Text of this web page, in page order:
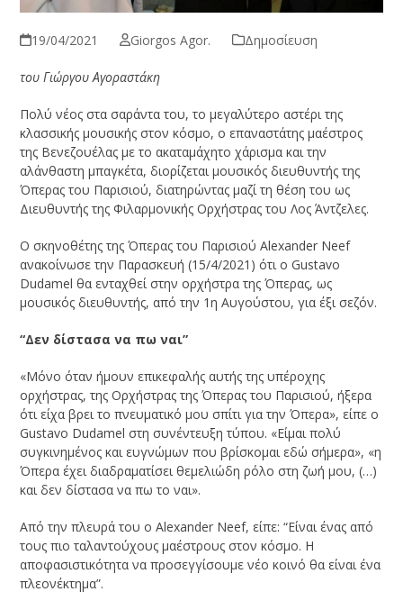
19/04/2021 Giorgos Agor. Δημοσίευση
του Γιώργου Αγοραστάκη
Πολύ νέος στα σαράντα του, το μεγαλύτερο αστέρι της
κλασσικής μουσικής στον κόσμο, ο επαναστάτης μαέστρος
της Βενεζουέλας με το ακαταμάχητο χάρισμα και την
αλάνθαστη μπαγκέτα, διορίζεται μουσικός διευθυντής της
Όπερας του Παρισιού, διατηρώντας μαζί τη θέση του ως
Διευθυντής της Φιλαρμονικής Ορχήστρας του Λος Άντζελες.
Ο σκηνοθέτης της Όπερας του Παρισιού Alexander Neef
ανακοίνωσε την Παρασκευή (15/4/2021) ότι ο Gustavo
Dudamel θα ενταχθεί στην ορχήστρα της Όπερας, ως
μουσικός διευθυντής, από την 1η Αυγούστου, για έξι σεζόν.
“Δεν δίστασα να πω ναι”
«Μόνο όταν ήμουν επικεφαλής αυτής της υπέροχης
ορχήστρας, της Ορχήστρας της Όπερας του Παρισιού, ήξερα
ότι είχα βρει το πνευματικό μου σπίτι για την Όπερα», είπε ο
Gustavo Dudamel στη συνέντευξη τύπου. «Είμαι πολύ
συγκινημένος και ευγνώμων που βρίσκομαι εδώ σήμερα», «η
Όπερα έχει διαδραματίσει θεμελιώδη ρόλο στη ζωή μου, (…)
και δεν δίστασα να πω το ναι».
Από την πλευρά του ο Alexander Neef, είπε: “Είναι ένας από
τους πιο ταλαντούχους μαέστρους στον κόσμο. Η
αποφασιστικότητα να προσεγγίσουμε νέο κοινό θα είναι ένα
πλεονέκτημα”.